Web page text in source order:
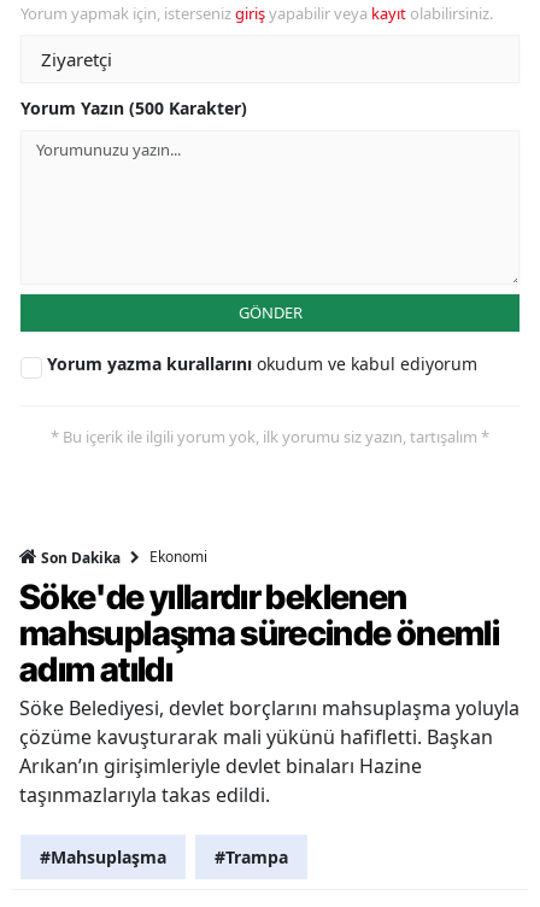
Yorum yapmak için, istersenizgirişyapabilir veya kayıt olabilirsiniz.
Yorum Yazın (500 Karakter)
GÖNDER
Yorum yazma kurallarını okudum ve kabul ediyorum
* Bu içerik ile ilgili yorum yok, ilk yorumu siz yazın, tartışalım *
Son Dakika Ekonomi
Söke'de yıllardır beklenen
mahsuplaşma sürecinde önemli
adım atıldı
Söke Belediyesi, devlet borçlarını mahsuplaşma yoluyla
çözüme kavuşturarak mali yükünü hafifletti. Başkan
Arıkan’ın girişimleriyle devlet binaları Hazine
taşınmazlarıyla takas edildi.
#Mahsuplaşma #Trampa